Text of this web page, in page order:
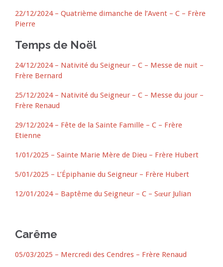
22/12/2024 – Quatrième dimanche de l’Avent – C – Frère
Pierre
Temps de Noël
24/12/2024 – Nativité du Seigneur – C – Messe de nuit –
Frère Bernard
25/12/2024 – Nativité du Seigneur – C – Messe du jour –
Frère Renaud
29/12/2024 – Fête de la Sainte Famille – C – Frère
Etienne
1/01/2025 – Sainte Marie Mère de Dieu – Frère Hubert
5/01/2025 – L’Épiphanie du Seigneur – Frère Hubert
12/01/2024 – Baptême du Seigneur – C – Sœur Julian
Carême
05/03/2025 – Mercredi des Cendres – Frère Renaud